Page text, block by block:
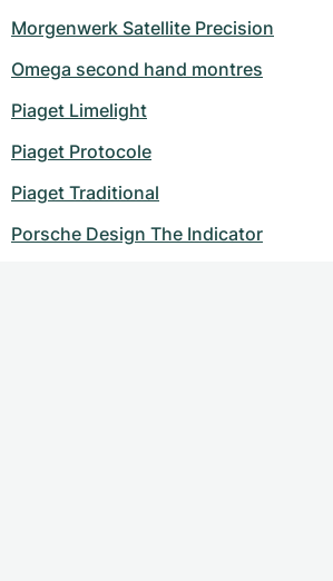
Morgenwerk Satellite Precision
Omega second hand montres
Piaget Limelight
Piaget Protocole
Piaget Traditional
Porsche Design The Indicator